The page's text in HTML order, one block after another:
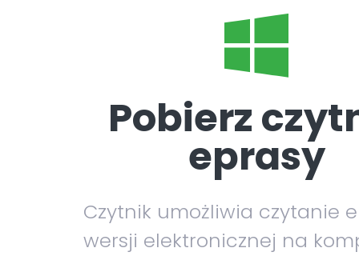
Pobierz
eprasy
Czytnik umożliwia czytanie
wersji elektronicznej na